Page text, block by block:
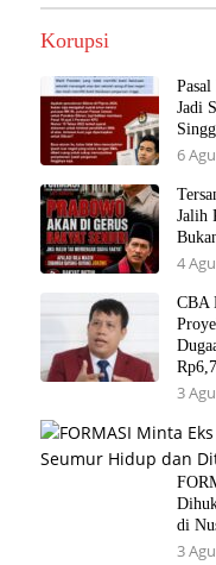
Korupsi
Jadi
6
Jalih
4
CBA
3
di
3